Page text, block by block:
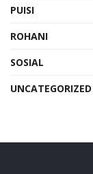
PUISI
ROHANI
SOSIAL
UNCATEGORIZED